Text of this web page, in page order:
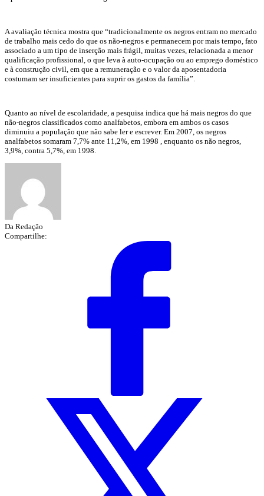
A avaliação técnica mostra que “tradicionalmente os negros entram no mercado
de trabalho mais cedo do que os não-negros e permanecem por mais tempo, fato
associado a um tipo de inserção mais frágil, muitas vezes, relacionada a menor
qualificação profissional, o que leva à auto-ocupação ou ao emprego doméstico
e à construção civil, em que a remuneração e o valor da aposentadoria
costumam ser insuficientes para suprir os gastos da família”.
Quanto ao nível de escolaridade, a pesquisa indica que há mais negros do que
não-negros classificados como analfabetos, embora em ambos os casos
diminuiu a população que não sabe ler e escrever. Em 2007, os negros
analfabetos somaram 7,7% ante 11,2%, em 1998 , enquanto os não negros,
3,9%, contra 5,7%, em 1998.
Da Redação
Compartilhe: